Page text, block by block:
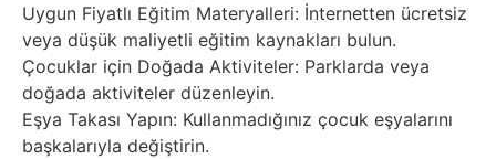
Uygun Fiyatlı Eğitim Materyalleri: İnternetten ücretsiz
veya düşük maliyetli eğitim kaynakları bulun.
Çocuklar için Doğada Aktiviteler: Parklarda veya
doğada aktiviteler düzenleyin.
Eşya Takası Yapın: Kullanmadığınız çocuk eşyalarını
başkalarıyla değiştirin.